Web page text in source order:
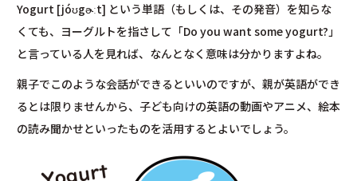
Yogurt [jóʊgɚːt] という単語（もしくは、その発音）を知らな
くても、ヨーグルトを指さして「Do you want some yogurt?」
と言っている人を見れば、なんとなく意味は分かりますよね。
親子でこのような会話ができるといいのですが、親が英語ができ
るとは限りませんから、子ども向けの英語の動画やアニメ、絵本
の読み聞かせといったものを活用するとよいでしょう。